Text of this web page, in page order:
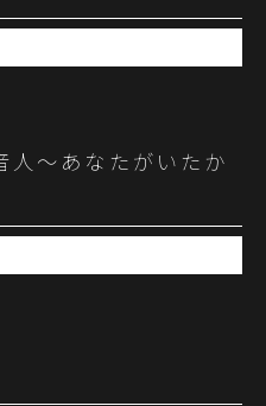
～あなたがいたか